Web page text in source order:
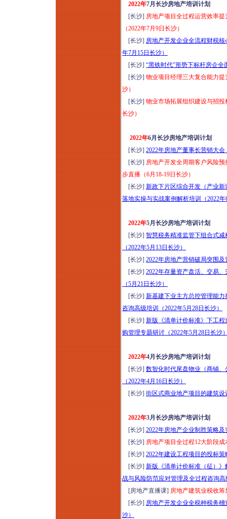
2022年7月长沙房地产培训计划
[长沙] 房地产项目全过程运营效率
（2022年7月9日长沙）
[长沙] 房地产开发企业全流程财税
年7月15日长沙）
[长沙] “黑铁时代”形势下标杆房企
[长沙] 物业项目经理三大复合能力
沙）
[长沙] 物业市场拓展组织建设与招
长沙）
2022年6月长沙房地产培训计划
[长沙] 2022年房地产董事长营销大
[长沙] 房地产开发全周期客户风险
步直播（6月18-19日长沙）
[长沙] 新政下片区综合开发（产业
落地实操与实战案例解析培训（2022
2022年5月长沙房地产培训计划
[长沙] 智慧税务精准监管下组合式
（2022年5月13日长沙）
[长沙] 2022年房地产营销破局突围
[长沙] 2022年存量资产盘活、交易
（5月21日长沙）
[长沙] 新基建下业主方总控管理能
咨询高级培训（2022年5月28日长沙）
[长沙] 新版《清单计价标准》下工
购管理专题研讨（2022年5月28日长沙
2022年4月长沙房地产培训计划
[长沙] 数智化时代尾盘物业（商铺
（2022年4月16日长沙）
[长沙] 街区式商业地产项目的建筑设
2022年3月长沙房地产培训计划
[长沙] 2022年房地产企业制胜策略
[长沙] 房地产项目全过程12大阶段
[长沙] 2022年建设工程项目的投标
[长沙] 新版《清单计价标准（征）
战与风险防范应对管理及全过程咨询
[房地产直播课] 房地产建筑业税收筹
[长沙] 房地产开发企业全税种税务
沙）